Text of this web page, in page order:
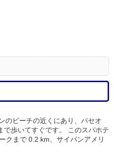
のビーチの近くにあり、パセオ
歩いてすぐです。 このスパホテ
クまで 0.2 km、サイパンアメリ